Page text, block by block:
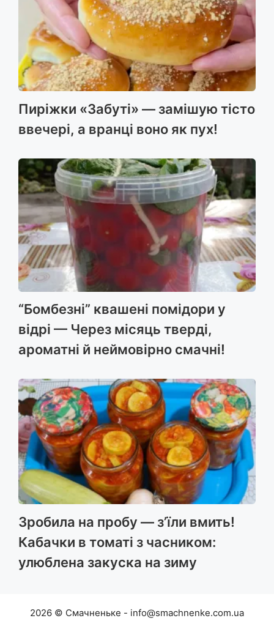
Пиріжки «Забуті» — замішую тісто
ввечері, а вранці воно як пух!
“Бомбезні” квашені помідори у
відрі — Через місяць тверді,
ароматні й неймовірно смачні!
Зробила на пробу — з’їли вмить!
Кабачки в томаті з часником:
улюблена закуска на зиму
2026 © Смачненьке - info@smachnenke.com.ua